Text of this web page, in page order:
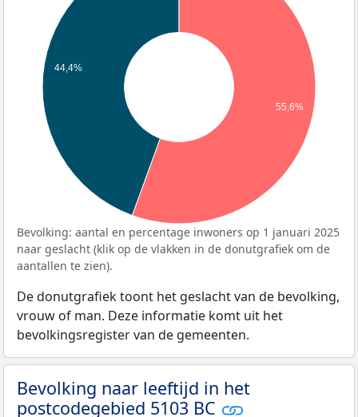
44,4%
55,6%
Bevolking: aantal en percentage inwoners op 1 januari 2025
naar geslacht (klik op de vlakken in de donutgrafiek om de
aantallen te zien).
De donutgrafiek toont het geslacht van de bevolking,
vrouw of man. Deze informatie komt uit het
bevolkingsregister van de gemeenten.
Bevolking naar leeftijd in het
postcodegebied 5103 BC